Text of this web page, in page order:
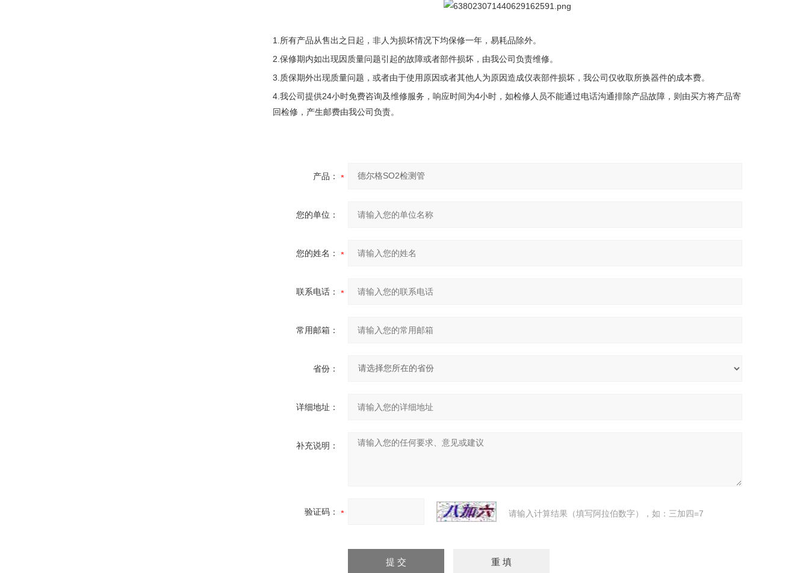
1. 所有产品从售出之日起，非人为损坏情况下均保修一年，易耗品除外。
2. 保修期内如出现因质量问题引起的故障或者部件损坏，由我公司负责维修。
3. 质保期外出现质量问题，或者由于使用原因或者其他人为原因造成仪表部件损坏，我公司仅收取所换器件的成本费。
4. 我公司提供24小时免费咨询及维修服务，响应时间为4小时，如检修人员不能通过电话沟通排除产品故障，则由买方将产品寄
回检修，产生邮费由我公司负责。
产品：
您的单位：
您的姓名：
联系电话：
常用邮箱：
省份：
详细地址：
补充说明：
验证码： 请输入计算结果（填写阿拉伯数字），如：三加四=7